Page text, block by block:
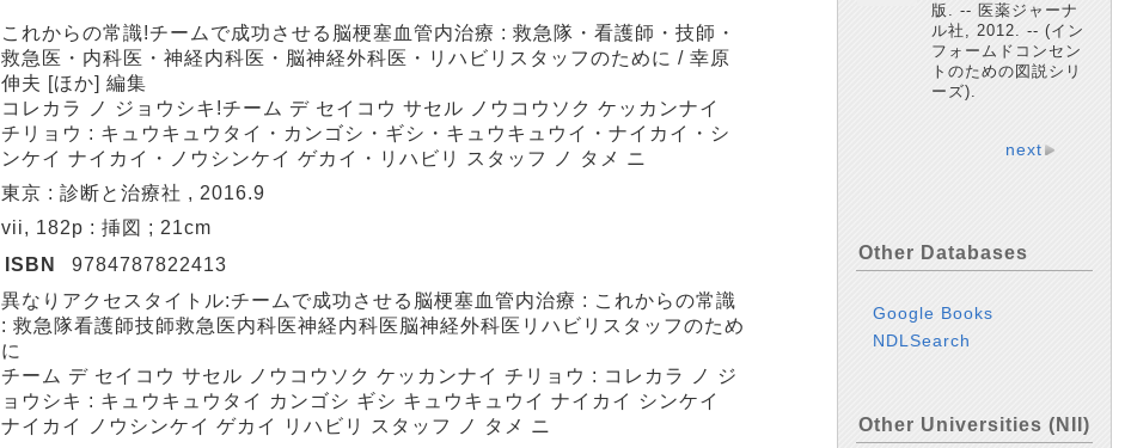
これからの常識!チームで成功させる脳梗塞血管内治療 : 救急隊・看護師・技師・
救急医・内科医・神経内科医・脳神経外科医・リハビリスタッフのために / 幸原
伸夫 [ほか] 編集
コレカラ ノ ジョウシキ!チーム デ セイコウ サセル ノウコウソク ケッカンナイ
チリョウ : キュウキュウタイ・カンゴシ・ギシ・キュウキュウイ・ナイカイ・シ
ンケイ ナイカイ・ノウシンケイ ゲカイ・リハビリ スタッフ ノ タメ ニ
東京 : 診断と治療社 , 2016.9
vii, 182p : 挿図 ; 21cm
ISBN
9784787822413
異なりアクセスタイトル:チームで成功させる脳梗塞血管内治療 : これからの常識
: 救急隊看護師技師救急医内科医神経内科医脳神経外科医リハビリスタッフのため
に
チーム デ セイコウ サセル ノウコウソク ケッカンナイ チリョウ : コレカラ ノ ジ
ョウシキ : キュウキュウタイ カンゴシ ギシ キュウキュウイ ナイカイ シンケイ
ナイカイ ノウシンケイ ゲカイ リハビリ スタッフ ノ タメ ニ
版. -- 医薬ジャーナ
ル社, 2012. -- (イン
フォームドコンセン
トのための図説シリ
ーズ).
next
Other Databases
Google Books
NDLSearch
Other Universities (NII)